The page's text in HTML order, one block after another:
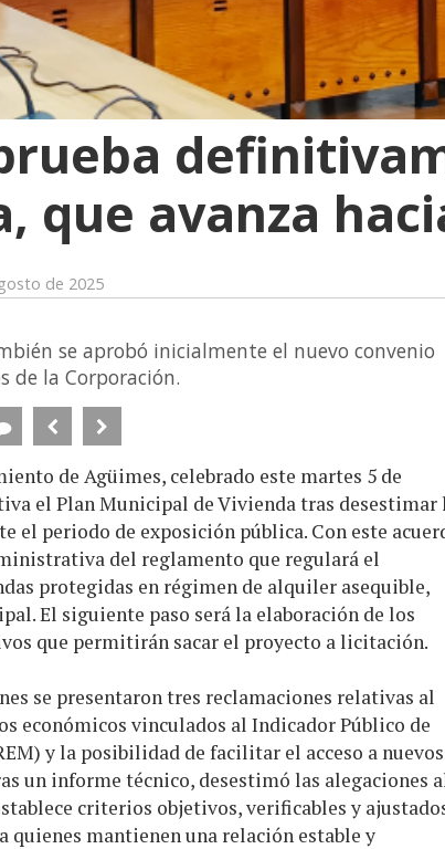
que avanza
de 2025
se aprobó inicialmente el nuevo convenio
de la Corporación.
de Agüimes, celebrado este martes 5 de
el Plan Municipal de Vivienda tras desestimar
el periodo de exposición pública. Con este
del reglamento que regulará el
protegidas en régimen de alquiler asequible,
El siguiente paso será la elaboración de los
que permitirán sacar el proyecto a licitación.
se presentaron tres reclamaciones relativas al
económicos vinculados al Indicador Público de
y la posibilidad de facilitar el acceso a nuevos
un informe técnico, desestimó las alegaciones
criterios objetivos, verificables y
quienes mantienen una relación estable y